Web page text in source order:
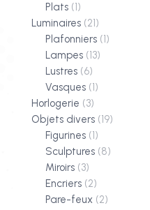
Plats (1)
Luminaires (21)
Plafonniers (1)
Lampes (13)
Lustres (6)
Vasques (1)
Horlogerie (3)
Objets divers (19)
Figurines (1)
Sculptures (8)
Miroirs (3)
Encriers (2)
Pare-feux (2)